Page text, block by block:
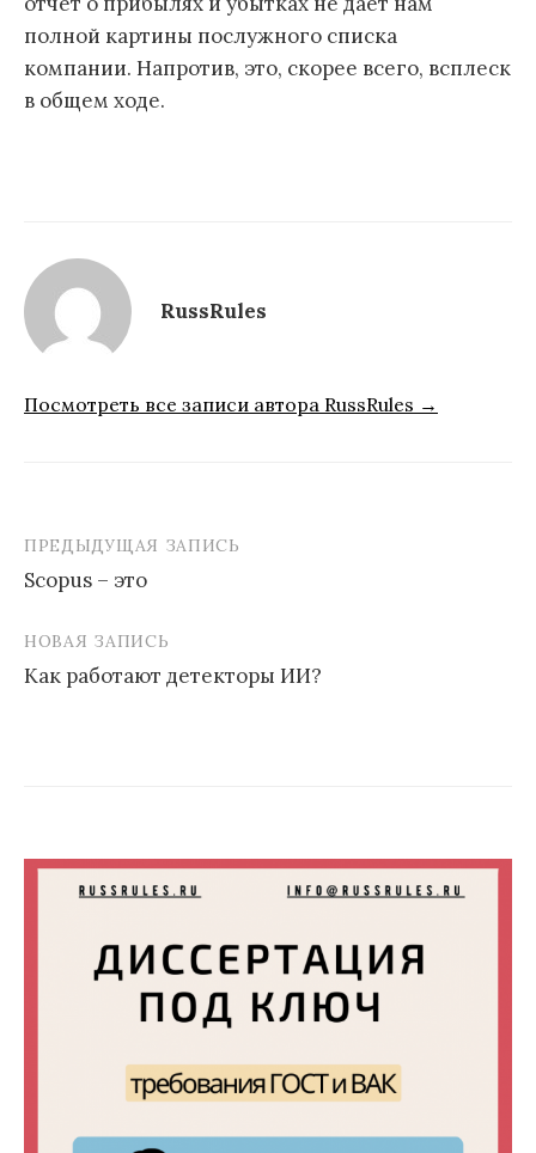
полной картины послужного списка
компании. Напротив, это, скорее всего, всплеск
в общем ходе.
RussRules
Посмотреть все записи автора RussRules →
Навигация
по
записям
ПРЕДЫДУЩАЯ ЗАПИСЬ
Scopus – это
НОВАЯ ЗАПИСЬ
Как работают детекторы ИИ?